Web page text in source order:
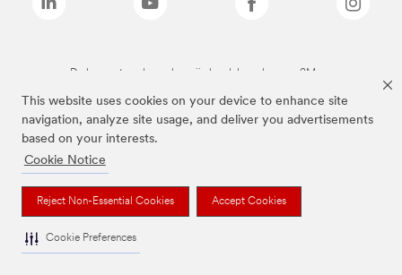
This website uses cookies on your device to enhance site
navigation, analyze site usage, and deliver you advertisements
based on your interests.
Cookie Notice
Reject Non-Essential Cookies Accept Cookies
Cookie Preferences
De bovenstaande merken zijn handelsmerken van 3M.we